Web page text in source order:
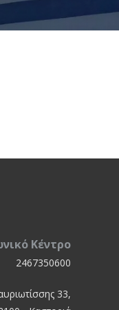
Κέντρο
2467350600
33,